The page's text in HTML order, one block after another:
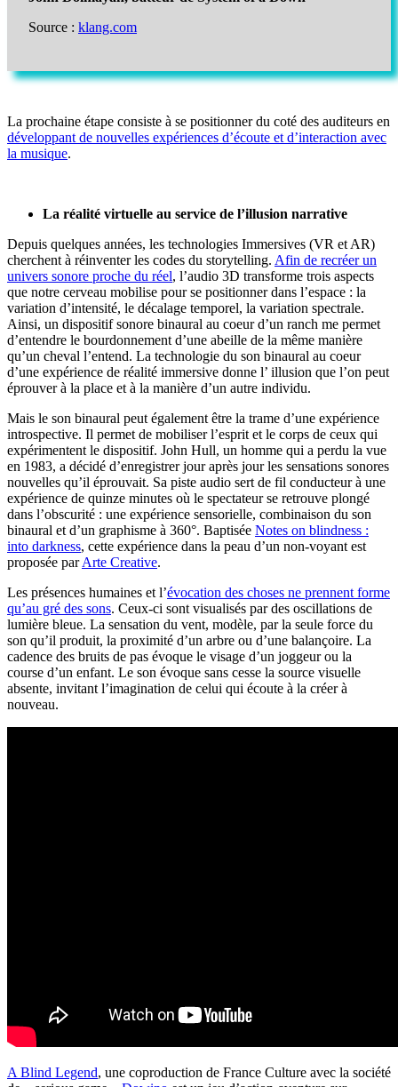
Source : klang.com
La prochaine étape consiste à se positionner du coté des auditeurs en
développant de nouvelles expériences d’écoute et d’interaction avec
la musique.
La réalité virtuelle au service de l’illusion narrative
Depuis quelques années, les technologies Immersives (VR et AR)
cherchent à réinventer les codes du storytelling. Afin de recréer un
univers sonore proche du réel, l’audio 3D transforme trois aspects
que notre cerveau mobilise pour se positionner dans l’espace : la
variation d’intensité, le décalage temporel, la variation spectrale.
Ainsi, un dispositif sonore binaural au coeur d’un ranch me permet
d’entendre le bourdonnement d’une abeille de la même manière
qu’un cheval l’entend. La technologie du son binaural au coeur
d’une expérience de réalité immersive donne l’ illusion que l’on peut
éprouver à la place et à la manière d’un autre individu.
Mais le son binaural peut également être la trame d’une expérience
introspective. Il permet de mobiliser l’esprit et le corps de ceux qui
expérimentent le dispositif. John Hull, un homme qui a perdu la vue
en 1983, a décidé d’enregistrer jour après jour les sensations sonores
nouvelles qu’il éprouvait. Sa piste audio sert de fil conducteur à une
expérience de quinze minutes où le spectateur se retrouve plongé
dans l’obscurité : une expérience sensorielle, combinaison du son
binaural et d’un graphisme à 360°. Baptisée Notes on blindness :
into darkness, cette expérience dans la peau d’un non-voyant est
proposée parArte Creative.
Les présences humaines et l’évocation des choses ne prennent forme
qu’au gré des sons. Ceux-ci sont visualisés par des oscillations de
lumière bleue. La sensation du vent, modèle, par la seule force du
son qu’il produit, la proximité d’un arbre ou d’une balançoire. La
cadence des bruits de pas évoque le visage d’un joggeur ou la
course d’un enfant. Le son évoque sans cesse la source visuelle
absente, invitant l’imagination de celui qui écoute à la créer à
nouveau.
A Blind Legend, une coproduction de France Culture avec la société